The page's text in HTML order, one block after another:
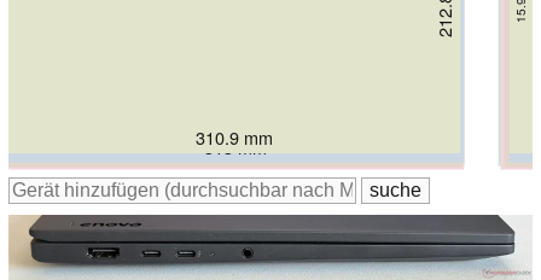
313.6 mm
313.5 mm
313.6 mm
312.4 mm
313 mm
310.9 mm